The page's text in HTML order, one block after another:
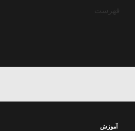
فهرست
آموزش